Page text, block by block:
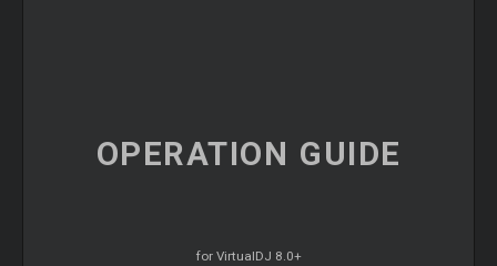
OPERATION GUIDE
for VirtualDJ 8.0+